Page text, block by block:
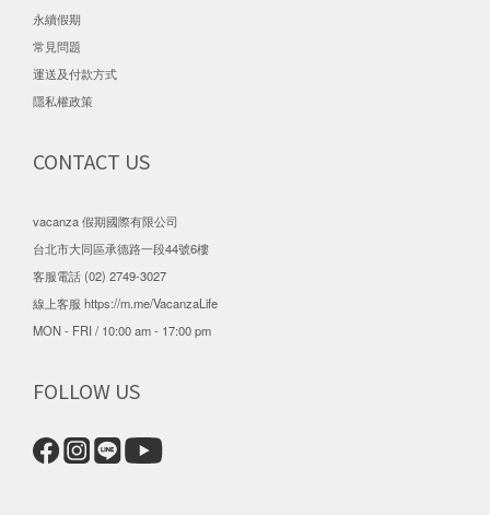
永續假期
常見問題
運送及付款方式
隱私權政策
CONTACT US
vacanza 假期國際有限公司
台北市大同區承德路一段44號6樓
客服電話 (02) 2749-3027
線上客服 https://m.me/VacanzaLife
MON - FRI / 10:00 am - 17:00 pm
FOLLOW US